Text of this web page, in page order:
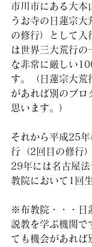
市川市にある大本
うお寺の日蓮宗大
の修行）として入
は世界三大荒行の
な非常に厳しい
す。（日蓮宗大荒
があれば別のブロ
思います。）
それから平成25
行（2回目の修行
29年には名古屋
教院において1回
※布教院・・・日
説教を学ぶ機関で
ても機会があれば